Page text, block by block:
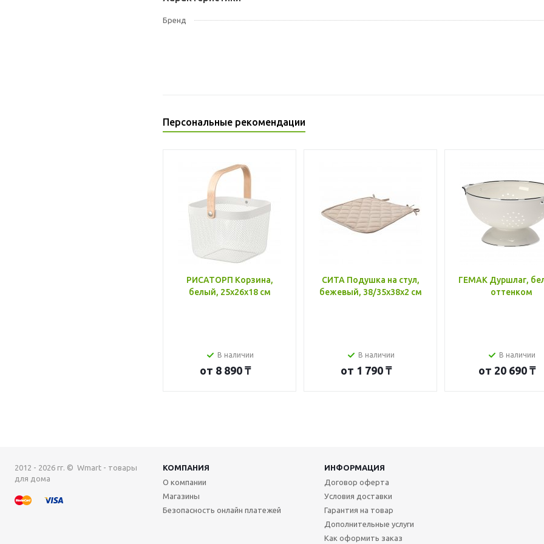
Бренд
Персональные рекомендации
РИСАТОРП Корзина,
белый, 25x26x18 см
В наличии
от 8 890 ₸
СИТА Подушка на стул,
бежевый, 38/35x38x2 см
В наличии
от 1 790 ₸
ГЕМАК Дуршлаг,
оттенком
В наличии
от 20 690 ₸
2012 - 2026 гг. © Wmart - товары
для дома
КОМПАНИЯ
ИНФОРМАЦИЯ
О компании
Магазины
Безопасность онлайн платежей
Договор оферта
Условия доставки
Гарантия на товар
Дополнительные услуги
Как оформить заказ